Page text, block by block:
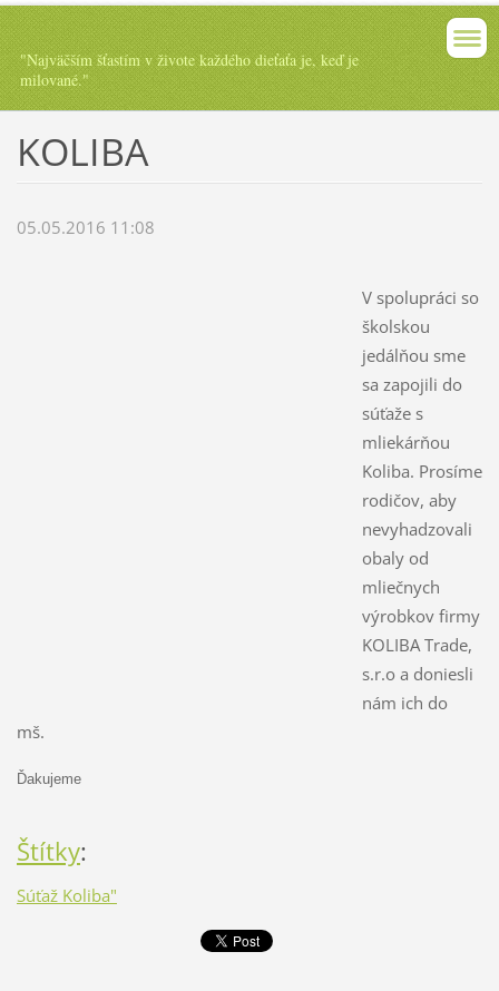
"Najväčším šťastím v živote každého dieťaťa je, keď je
milované."
KOLIBA
05.05.2016 11:08
V spolupráci so
školskou
jedálňou sme
sa zapojili do
súťaže s
mliekárňou
Koliba. Prosíme
rodičov, aby
nevyhadzovali
obaly od
mliečnych
výrobkov firmy
KOLIBA Trade,
s.r.o a doniesli
nám ich do
mš.
Ďakujeme
Štítky:
Súťaž Koliba"